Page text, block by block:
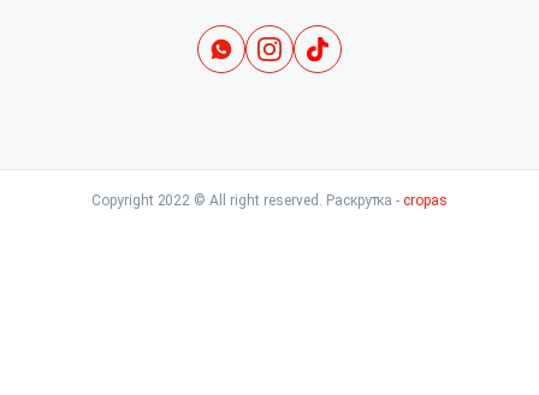
Copyright 2022 © All right reserved. Раскрутка -cropas